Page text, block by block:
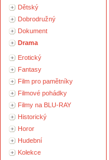
Dětský
Dobrodružný
Dokument
Drama
Erotický
Fantasy
Film pro pamětníky
Filmové pohádky
Filmy na BLU-RAY
Historický
Horor
Hudební
Kolekce